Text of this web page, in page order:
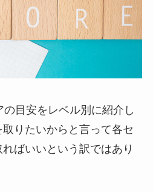
目安をレベル別に紹介し
りたいからと言って各セ
ばいいという訳ではあり